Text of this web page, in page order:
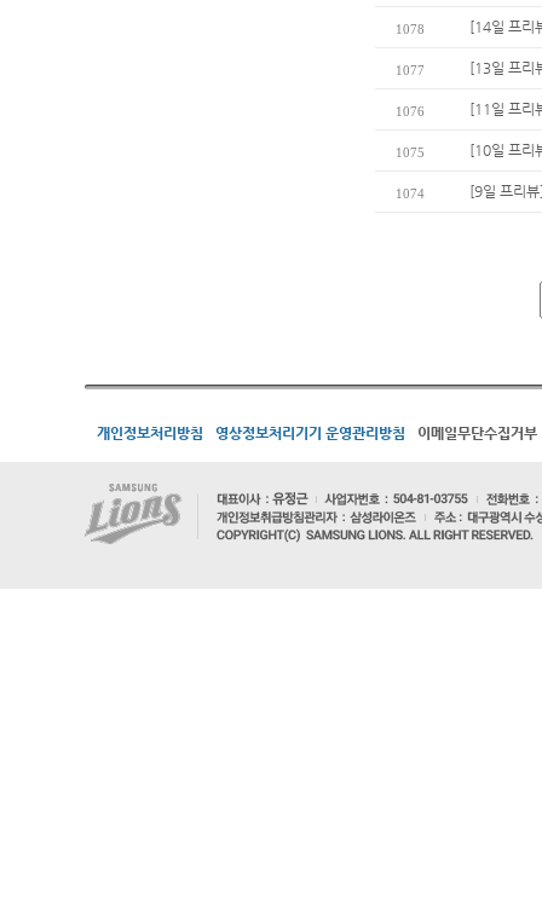
1078 [14일 프리
1077 [13일 프리
1076 [11일 프리
1075 [10일 프리
1074 [9일 프리
개인정보처리방침 영상정보처리기기 운영관리방침 이메일무단수집거부